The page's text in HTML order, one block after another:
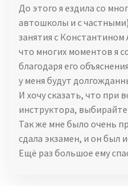
До этого я ездила со
автошколы и с
занятия с
что многих моментов я
благодаря его
у меня будут
И хочу сказать, что при
инструктора,
Так же мне было очень
сдала экзамен, и он был
Ещё раз большое ему